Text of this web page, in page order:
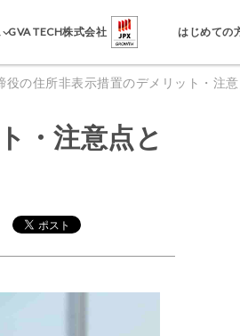
GVA TECH株式会社 はじめての
役の住所非表示措置のデメリット・注意
・注意点と